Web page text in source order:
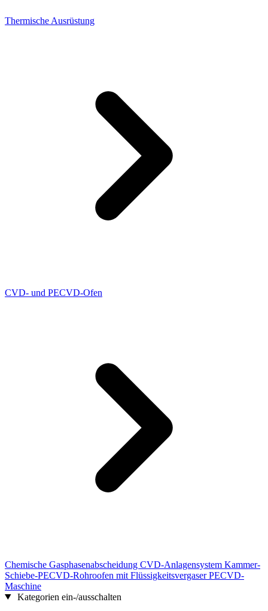
Thermische Ausrüstung
CVD- und PECVD-Ofen
Chemische Gasphasenabscheidung CVD-Anlagensystem Kammer-
Schiebe-PECVD-Rohroofen mit Flüssigkeitsvergaser PECVD-
Maschine
Kategorien ein-/ausschalten